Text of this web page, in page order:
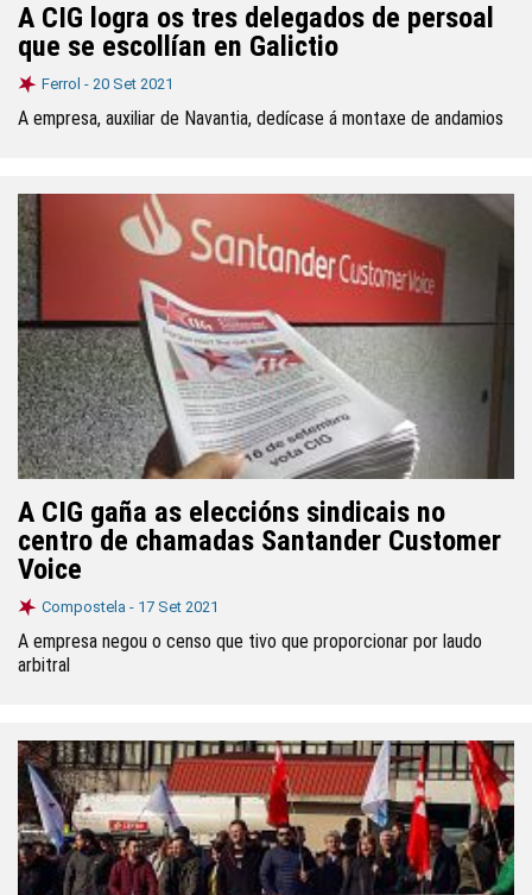
A CIG logra os tres delegados de persoal
que se escollían en Galictio
Ferrol - 20 Set 2021
A empresa, auxiliar de Navantia, dedícase á montaxe de andamios
A CIG gaña as eleccións sindicais no
centro de chamadas Santander Customer
Voice
Compostela - 17 Set 2021
A empresa negou o censo que tivo que proporcionar por laudo
arbitral